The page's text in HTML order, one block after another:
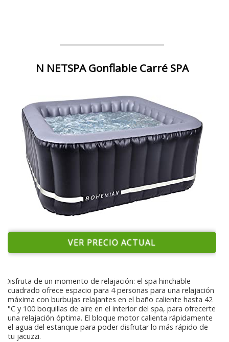
N NETSPA Gonflable Carré SPA
VER PRECIO ACTUAL
Disfruta de un momento de relajación: el spa hinchable
cuadrado ofrece espacio para 4 personas para una relajación
máxima con burbujas relajantes en el baño caliente hasta 42
°C y 100 boquillas de aire en el interior del spa, para ofrecerte
una relajación óptima. El bloque motor calienta rápidamente
el agua del estanque para poder disfrutar lo más rápido de
tu jacuzzi.